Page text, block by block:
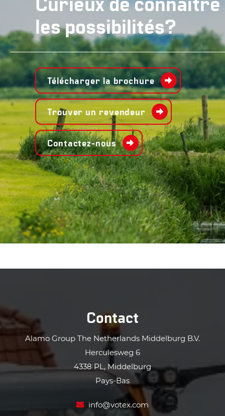
les possibilités?
Télécharger la brochure
Trouver un revendeur
Contactez-nous
Contact
Alamo Group The Netherlands Middelburg B.V.
Herculesweg 6
4338 PL, Middelburg
Pays-Bas
info@votex.com